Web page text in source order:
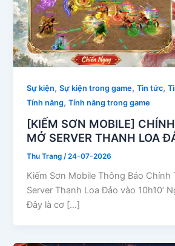
Sự kiện,Sự kiện trong game,Tin tức,
Tính năng,Tính năng trong game
[KIẾM SƠN MOBILE]
MỞ SERVER THANH LOA
Thu Trang /24-07-2026
Kiếm Sơn Mobile Thông Báo Chính
Server Thanh Loa Đảo vào 10h10’
Đây là cơ […]